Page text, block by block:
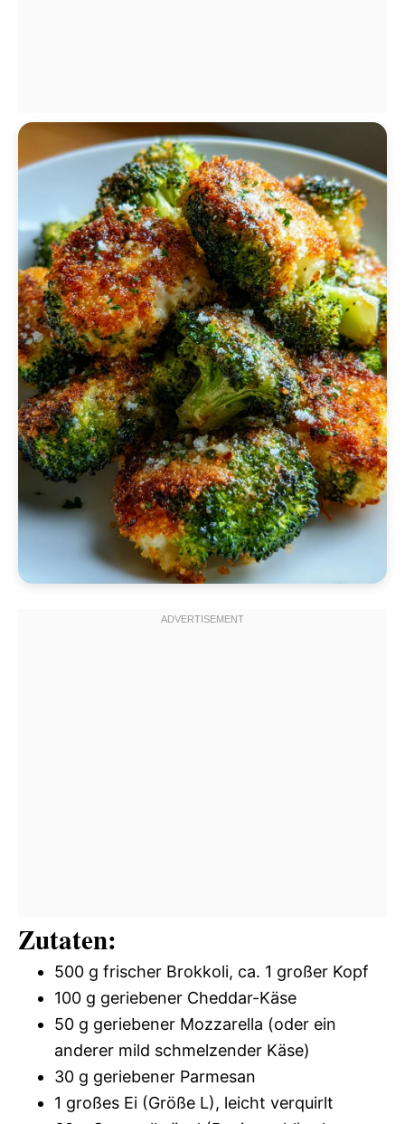
Zutaten:
500 g frischer Brokkoli, ca. 1 großer Kopf
100 g geriebener Cheddar-Käse
50 g geriebener Mozzarella (oder ein
anderer mild schmelzender Käse)
30 g geriebener Parmesan
1 großes Ei (Größe L), leicht verquirlt